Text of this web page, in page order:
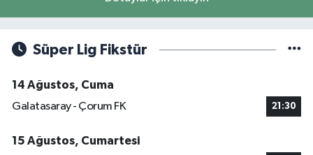
Süper Lig Fikstür
14 Ağustos, Cuma
Galatasaray - Çorum FK
21:30
15 Ağustos, Cumartesi